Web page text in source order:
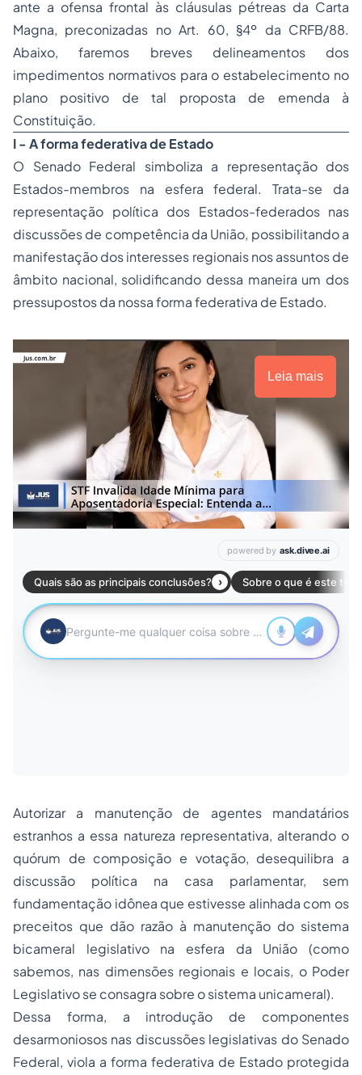
ante a ofensa frontal às cláusulas pétreas da Carta
Magna, preconizadas no Art. 60, §4º da CRFB/88.
Abaixo, faremos breves delineamentos dos
impedimentos normativos para o estabelecimento no
plano positivo de tal proposta de emenda à
Constituição.
I - A forma federativa de Estado
O Senado Federal simboliza a representação dos
Estados-membros na esfera federal. Trata-se da
representação política dos Estados-federados nas
discussões de competência da União, possibilitando a
manifestação dos interesses regionais nos assuntos de
âmbito nacional, solidificando dessa maneira um dos
pressupostos da nossa forma federativa de Estado.
Leia mais
Autorizar a manutenção de agentes mandatários
estranhos a essa natureza representativa, alterando o
quórum de composição e votação, desequilibra a
discussão política na casa parlamentar, sem
fundamentação idônea que estivesse alinhada com os
preceitos que dão razão à manutenção do sistema
bicameral legislativo na esfera da União (como
sabemos, nas dimensões regionais e locais, o Poder
Legislativo se consagra sobre o sistema unicameral).
Dessa forma, a introdução de componentes
desarmoniosos nas discussões legislativas do Senado
Federal, viola a forma federativa de Estado protegida